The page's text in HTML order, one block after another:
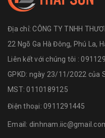
Địa chỉ:CÔNG TY TNHH
22 Ngõ Ga Hà Đông, Phú La,
Liên kết với chúng tôi :
GPKD: ngày 23/11/2022 của
MST: 0110189125
Điện thoại: 0911291445
Email: